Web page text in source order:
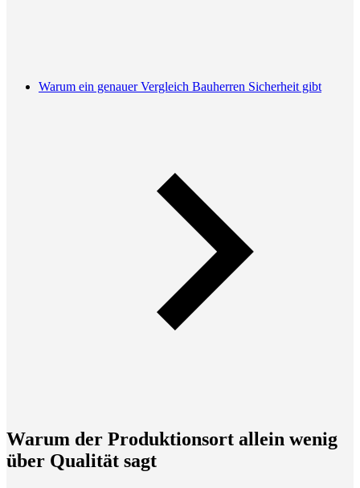
Warum ein genauer Vergleich Bauherren Sicherheit gibt
Warum der Produktionsort allein wenig
über Qualität sagt